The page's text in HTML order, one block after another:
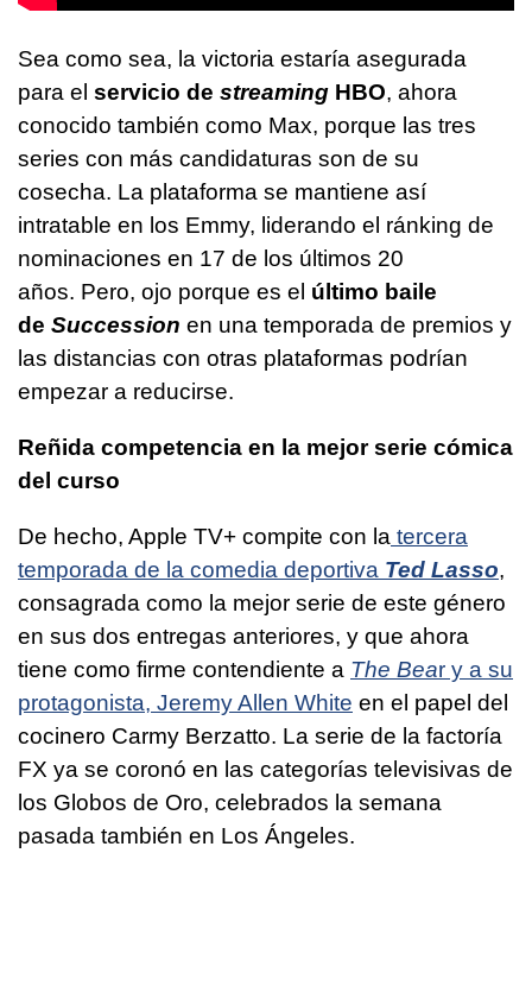
Sea como sea, la victoria estaría asegurada
para el servicio de streaming HBO, ahora
conocido también como Max, porque las tres
series con más candidaturas son de su
cosecha. La plataforma se mantiene así
intratable en los Emmy, liderando el ránking de
nominaciones en 17 de los últimos 20
años. Pero, ojo porque es el último baile
de Succession en una temporada de premios y
las distancias con otras plataformas podrían
empezar a reducirse.
Reñida competencia en la mejor serie cómica
del curso
De hecho, Apple TV+ compite con la tercera
temporada de la comedia deportiva Ted Lasso,
consagrada como la mejor serie de este género
en sus dos entregas anteriores, y que ahora
tiene como firme contendiente a The Bear y a su
protagonista, Jeremy Allen White en el papel del
cocinero Carmy Berzatto. La serie de la factoría
FX ya se coronó en las categorías televisivas de
los Globos de Oro, celebrados la semana
pasada también en Los Ángeles.